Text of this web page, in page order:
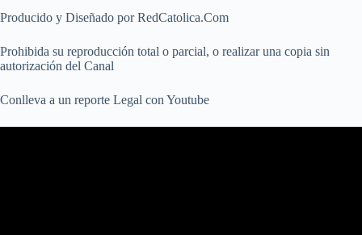
Producido y Diseñado por RedCatolica.Com
Prohibida su reproducción total o parcial, o realizar una copia sin
autorización del Canal
Conlleva a un reporte Legal con Youtube